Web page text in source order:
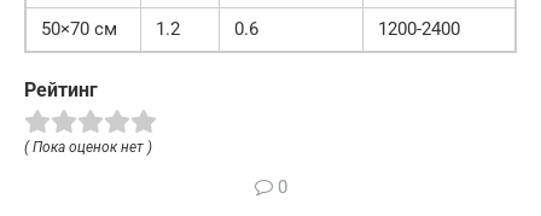
50×70 см
1.2 0.6 1200-2400
Рейтинг
( Пока оценок нет )
0